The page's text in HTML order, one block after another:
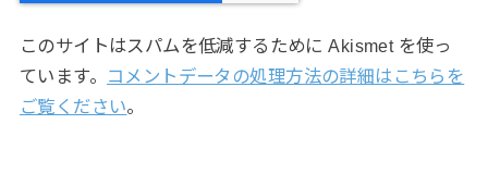
このサイトはスパムを低減するために Akismet を使っ
ています。
コメントデータの処理方法の詳細はこちらを
ご覧ください。